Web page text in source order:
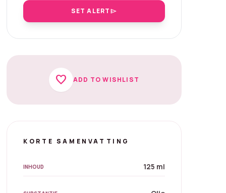
SET ALERTsend
favorite ADD TO WISHLIST
KORTE SAMENVATTING
INHOUD 125 ml